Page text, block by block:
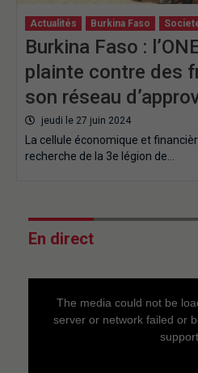
Actualités Burkina Faso
Burkina Faso :
plainte contre des
son réseau
jeudi le 27 juin 2024
La cellule économique et
recherche de la 3e légion de…
En direct
The media could not be
server or network failed or